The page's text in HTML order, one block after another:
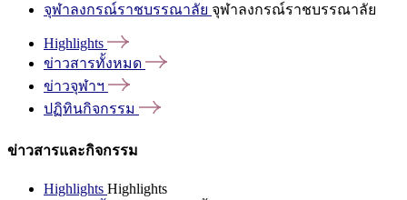
จุฬาลงกรณ์ราชบรรณาลัย จุฬาลงกรณ์ราชบรรณาลัย
Highlights
ข่าวสารทั้งหมด
ข่าวจุฬาฯ
ปฏิทินกิจกรรม
ข่าวสารและกิจกรรม
Highlights Highlights